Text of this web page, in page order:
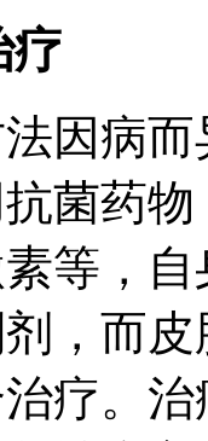
疗
因病
菌药
等，
，而
疗。